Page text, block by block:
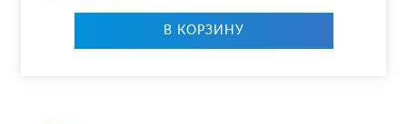
В КОР­ЗИ­НУ